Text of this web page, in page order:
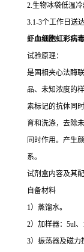
2.生物冰袋低温
3.1-3个工作日送达
虾血细胞虹彩病
试验原理：
是固相夹心法酶
品、未知浓度的
素标记的抗体同
育和洗涤，去除
同时作用。产生
系。
试剂盒内容及其配
自备材料
1）蒸馏水。
2）加样器：5ul、
3）振荡器及磁力